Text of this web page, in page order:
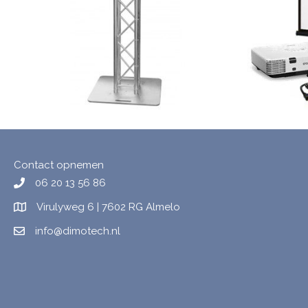
Contact opnemen
06 20 13 56 86
Virulyweg 6 | 7602 RG Almelo
info@dimotech.nl